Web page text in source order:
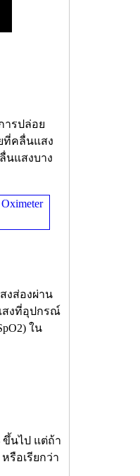
ารปล่อย
ที่คลื่นแสง
นแสงบาง
งส่องผ่าน
สงที่อุปกรณ์
ใน
ขึ้นไป แต่ถ้า
รือเรียกว่า